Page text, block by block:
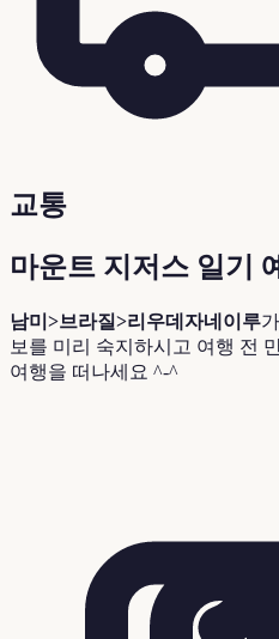
교통
마운트 지저스 일기
남미>브라질>리우데자네이루
보를 미리 숙지하시고 여행 전
여행을 떠나세요 ^-^